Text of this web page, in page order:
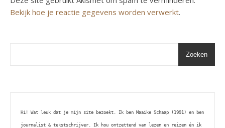
Bekijk hoe je reactie gegevens worden verwerkt.
Zoeken
Hi! Wat leuk dat je mijn site bezoekt. Ik ben Maaike Schaap (1991) en ben
journalist & tekstschrijver. Ik hou ontzettend van lezen en reizen én ik